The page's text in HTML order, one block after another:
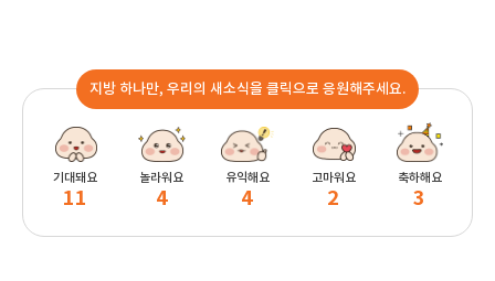
지방 하나만, 우리의 새소식을 클릭으로 응원해주세요.
기대돼요
11
놀라워요
4
유익해요
4
고마워요
2
축하해요
3